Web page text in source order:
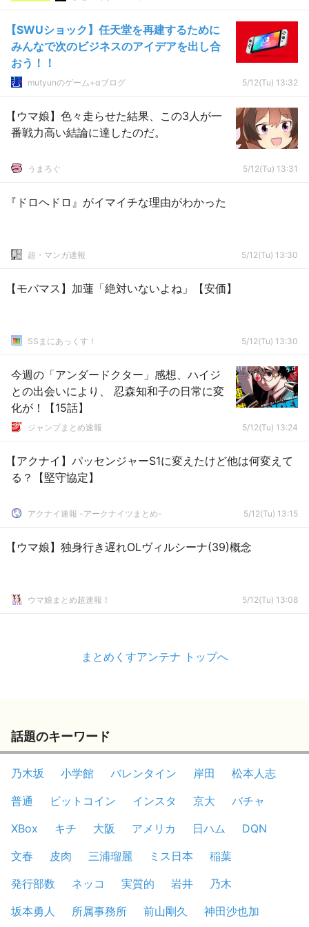
【SWUショック】任天堂を再建するために
みんなで次のビジネスのアイデアを出し合
おう！！
mutyunのゲーム+αブログ 5/12(Tu) 13:32
【ウマ娘】色々走らせた結果、この3人が一
番戦力高い結論に達したのだ。
うまろぐ 5/12(Tu) 13:31
『ドロヘドロ』がイマイチな理由がわかった
超・マンガ速報 5/12(Tu) 13:30
【モバマス】加蓮「絶対いないよね」【安価】
SSまにあっくす！ 5/12(Tu) 13:30
今週の「アンダードクター」感想、ハイジ
との出会いにより、 忍森知和子の日常に変
化が！【15話】
ジャンプまとめ速報 5/12(Tu) 13:24
【アクナイ】パッセンジャーS1に変えたけど他は何変えて
る？【堅守協定】
アクナイ速報 -アークナイツまとめ- 5/12(Tu) 13:15
【ウマ娘】独身行き遅れOLヴィルシーナ(39)概念
ウマ娘まとめ超速報！ 5/12(Tu) 13:08
まとめくすアンテナ トップへ
話題のキーワード
乃木坂 小学館 バレンタイン 岸田
松本人志
普通
ビットコイン インスタ 京大
バチャ
XBox
キチ 大阪 アメリカ 日ハム
DQN
文春
皮肉 三浦瑠麗 ミス日本
稲葉
発行部数
ネッコ 実質的 岩井
乃木
坂本勇人
所属事務所 前山剛久 神田沙也加